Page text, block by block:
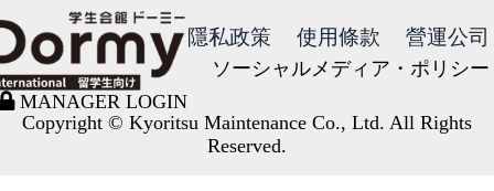
MANAGER LOGIN
隱私政策 使用條款 營運公司
ソーシャルメディア・ポリシー
Copyright © Kyoritsu Maintenance Co., Ltd. All Rights
Reserved.